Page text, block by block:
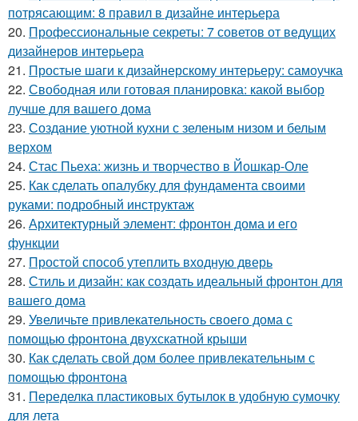
потрясающим: 8 правил в дизайне интерьера
20. Профессиональные секреты: 7 советов от ведущих
дизайнеров интерьера
21. Простые шаги к дизайнерскому интерьеру: самоучка
22. Свободная или готовая планировка: какой выбор
лучше для вашего дома
23. Создание уютной кухни с зеленым низом и белым
верхом
24. Стас Пьеха: жизнь и творчество в Йошкар-Оле
25. Как сделать опалубку для фундамента своими
руками: подробный инструктаж
26. Архитектурный элемент: фронтон дома и его
функции
27. Простой способ утеплить входную дверь
28. Стиль и дизайн: как создать идеальный фронтон для
вашего дома
29. Увеличьте привлекательность своего дома с
помощью фронтона двухскатной крыши
30. Как сделать свой дом более привлекательным с
помощью фронтона
31. Переделка пластиковых бутылок в удобную сумочку
для лета